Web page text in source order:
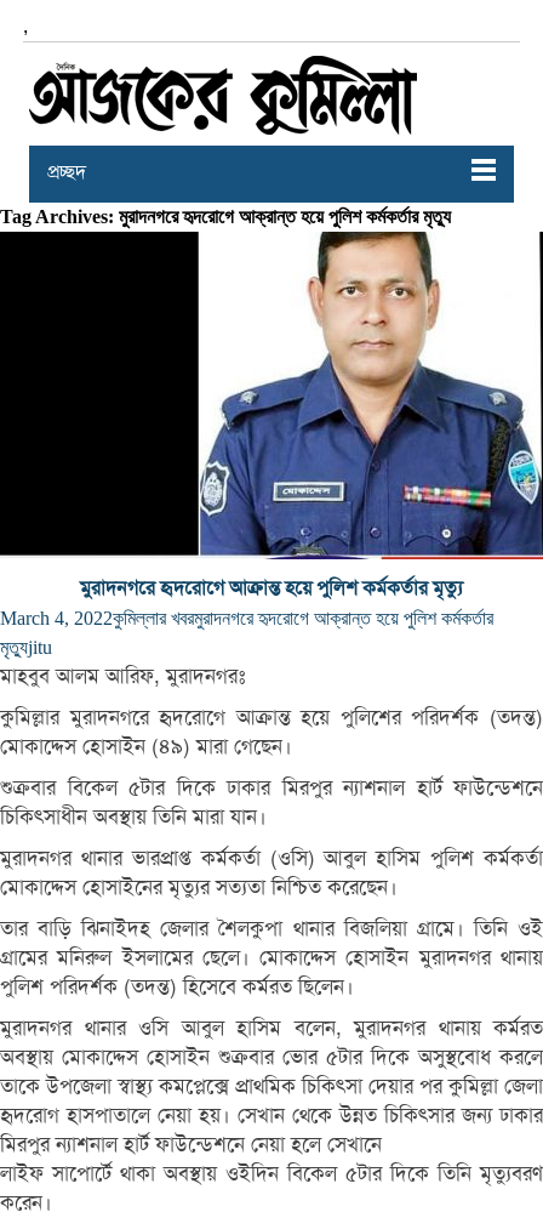
,
প্রচ্ছদ
Tag Archives: মুরাদনগরে হৃদরোগে আক্রান্ত হয়ে পুলিশ কর্মকর্তার মৃত্যু
মুরাদনগরে হৃদরোগে আক্রান্ত হয়ে পুলিশ কর্মকর্তার মৃত্যু
March 4, 2022কুমিল্লার খবরমুরাদনগরে হৃদরোগে আক্রান্ত হয়ে পুলিশ কর্মকর্তার
মৃত্যুjitu
মাহবুব আলম আরিফ, মুরাদনগরঃ
কুমিল্লার মুরাদনগরে হৃদরোগে আক্রান্ত হয়ে পুলিশের পরিদর্শক (তদন্ত)
মোকাদ্দেস হোসাইন (৪৯) মারা গেছেন।
শুক্রবার বিকেল ৫টার দিকে ঢাকার মিরপুর ন্যাশনাল হার্ট ফাউন্ডেশনে
চিকিৎসাধীন অবস্থায় তিনি মারা যান।
মুরাদনগর থানার ভারপ্রাপ্ত কর্মকর্তা (ওসি) আবুল হাসিম পুলিশ কর্মকর্তা
মোকাদ্দেস হোসাইনের মৃত্যুর সত্যতা নিশ্চিত করেছেন।
তার বাড়ি ঝিনাইদহ জেলার শৈলকুপা থানার বিজলিয়া গ্রামে। তিনি ওই
গ্রামের মনিরুল ইসলামের ছেলে। মোকাদ্দেস হোসাইন মুরাদনগর থানায়
পুলিশ পরিদর্শক (তদন্ত) হিসেবে কর্মরত ছিলেন।
মুরাদনগর থানার ওসি আবুল হাসিম বলেন, মুরাদনগর থানায় কর্মরত
অবস্থায় মোকাদ্দেস হোসাইন শুক্রবার ভোর ৫টার দিকে অসুস্থবোধ করলে
তাকে উপজেলা স্বাস্থ্য কমপ্লেক্সে প্রাথমিক চিকিৎসা দেয়ার পর কুমিল্লা জেলা
হৃদরোগ হাসপাতালে নেয়া হয়। সেখান থেকে উন্নত চিকিৎসার জন্য ঢাকার
মিরপুর ন্যাশনাল হার্ট ফাউন্ডেশনে নেয়া হলে সেখানে
লাইফ সাপোর্টে থাকা অবস্থায় ওইদিন বিকেল ৫টার দিকে তিনি মৃত্যুবরণ
করেন।